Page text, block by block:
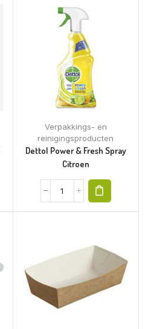
Verpakkings- en
reinigingsproducten
Dettol Power & Fresh Spray
Citroen